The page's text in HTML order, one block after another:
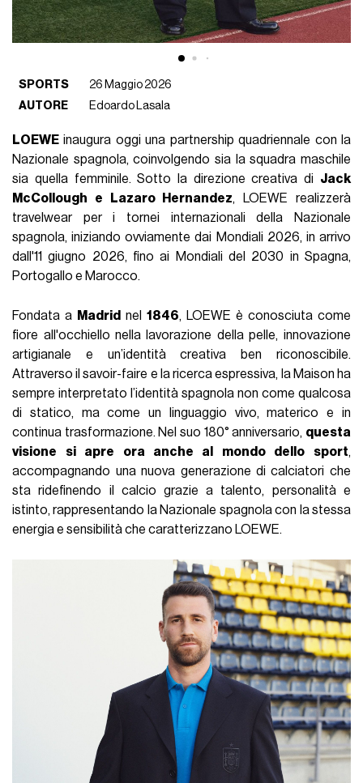
SPORTS
26 Maggio 2026
AUTORE
Edoardo Lasala
LOEWE inaugura oggi una partnership quadriennale con la
Nazionale spagnola, coinvolgendo sia la squadra maschile
sia quella femminile. Sotto la direzione creativa di Jack
McCollough e Lazaro Hernandez, LOEWE realizzerà
travelwear per i tornei internazionali della Nazionale
spagnola, iniziando ovviamente dai Mondiali 2026, in arrivo
dall'11 giugno 2026, fino ai Mondiali del 2030 in Spagna,
Portogallo e Marocco.
Fondata a Madrid nel 1846, LOEWE è conosciuta come
fiore all'occhiello nella lavorazione della pelle, innovazione
artigianale e un’identità creativa ben riconoscibile.
Attraverso il savoir-faire e la ricerca espressiva, la Maison ha
sempre interpretato l’identità spagnola non come qualcosa
di statico, ma come un linguaggio vivo, materico e in
continua trasformazione. Nel suo 180° anniversario, questa
visione si apre ora anche al mondo dello sport,
accompagnando una nuova generazione di calciatori che
sta ridefinendo il calcio grazie a talento, personalità e
istinto, rappresentando la Nazionale spagnola con la stessa
energia e sensibilità che caratterizzano LOEWE.